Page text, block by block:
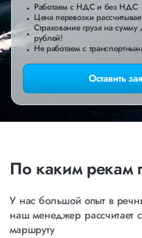
Работаем с НДС и без НДС
Цена перевозки
Страхование груза на
рублей!
Не работаем с
Оставить
По каким рекам
У нас большой опыт в
наш менеджер рассчитает
маршруту